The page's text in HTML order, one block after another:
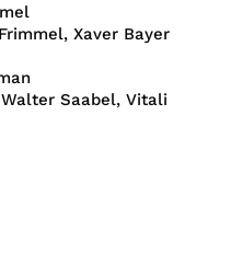
Xaver Bayer
Saabel, Vitali